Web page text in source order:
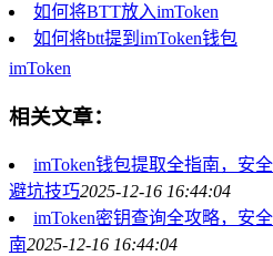
如何将BTT放入imToken
如何将btt提到imToken钱包
imToken
相关文章：
imToken钱包提取全指南，安
避坑技巧2025-12-16 16:44:04
imToken密钥查询全攻略，安
南2025-12-16 16:44:04